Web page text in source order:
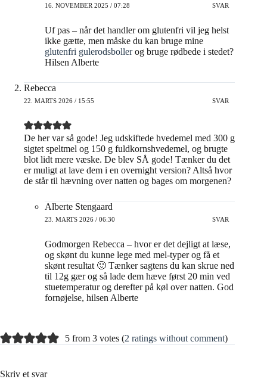
16. NOVEMBER 2025 / 07:28 SVAR
Uf pas – når det handler om glutenfri vil jeg helst
ikke gætte, men måske du kan bruge mine
glutenfri gulerodsbollerog bruge rødbede i stedet?
Hilsen Alberte
Rebecca
22. MARTS 2026 / 15:55 SVAR
De her var så gode! Jeg udskiftede hvedemel med 300 g
sigtet speltmel og 150 g fuldkornshvedemel, og brugte
blot lidt mere væske. De blev SÅ gode! Tænker du det
er muligt at lave dem i en overnight version? Altså hvor
de står til hævning over natten og bages om morgenen?
Alberte Stengaard
23. MARTS 2026 / 06:30 SVAR
Godmorgen Rebecca – hvor er det dejligt at læse,
og skønt du kunne lege med mel-typer og få et
skønt resultat 🙂 Tænker sagtens du kan skrue ned
til 12g gær og så lade dem hæve først 20 min ved
stuetemperatur og derefter på køl over natten. God
fornøjelse, hilsen Alberte
5 from 3 votes (2 ratings without comment)
Skriv et svar